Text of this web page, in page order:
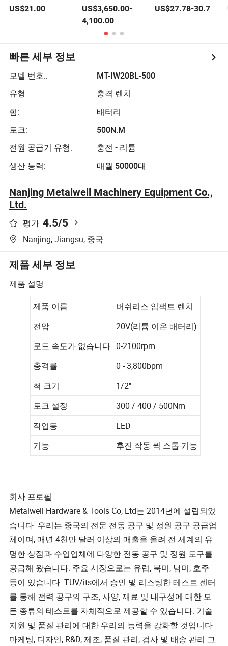
러시리스 드릴 임
US$21.00
식 무선 전동 토크
렌치
US$3,650.00-
4,100.00
기 렌치,
US$27.78-30.7
빠른 세부 정보
모델 번호.:
MT-IW20BL-500
유형:
충격 렌치
힘:
배터리
토크:
500N.M
전원 공급기 유형:
충전 - 리튬
생산 능력:
매월 50000대
Nanjing Metalwell Machinery Equipment Co.,
Ltd.
평가 4.5/5
Nanjing, Jiangsu, 중국
제품 세부 정보
제품 설명
제품 이름
버쉬리스 임팩트 렌치
전압
20V(리튬 이온 배터리)
로드 속도가 없습니다 0-2100rpm
충격률
0 - 3,800bpm
척 크기
1/2''
토크 설정
300 / 400 / 500Nm
작업등
LED
기능
후진 작동 퀵 스톱 기능
회사 프로필
Metalwell Hardware & Tools Co, Ltd는 2014년에 설립되었
습니다. 우리는 중국의 전문 전동 공구 및 정원 공구 공급업
체이며, 매년 4천만 달러 이상의 매출을 올려 전 세계의 유
명한 상점과 수입업체에 다양한 전동 공구 및 정원 도구를
공급해 왔습니다. 주요 시장으로는 유럽, 북미, 남미, 호주
등이 있습니다. TUV/its에서 승인 및 리스팅한 테스트 센터
를 통해 전력 공구의 구조, 사양, 재료 및 내구성에 대한 모
든 종류의 테스트를 자체적으로 제공할 수 있습니다. 기술
지원 및 품질 관리에 대한 우리의 능력을 강화할 것입니다.
마케팅, 디자인, R&D, 제조, 품질 관리, 검사 및 배송 관리 그